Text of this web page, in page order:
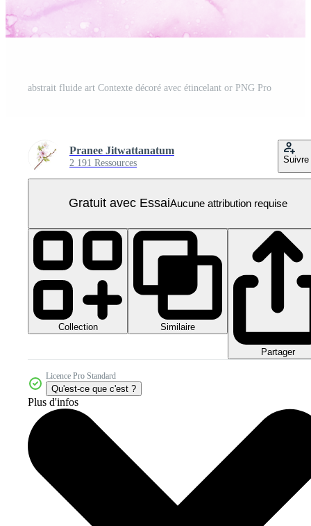
abstrait fluide art Contexte décoré avec étincelant or PNG Pro
Pranee Jitwattanatum
2 191 Ressources Suivre
Gratuit avec EssaiAucune attribution requise
Collection Similaire
Partager
Licence Pro Standard
Qu'est-ce que c'est ?
Plus d'infos